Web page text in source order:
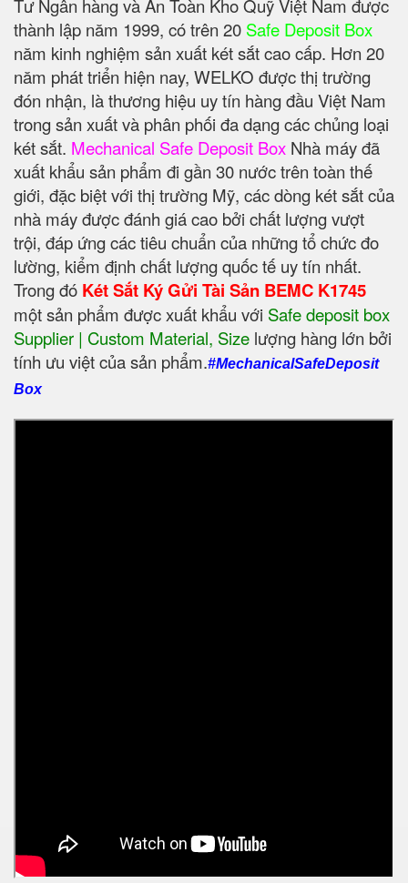
Tư Ngân hàng và An Toàn Kho Quỹ Việt Nam được
thành lập năm 1999, có trên 20 Safe Deposit Box
năm kinh nghiệm sản xuất két sắt cao cấp. Hơn 20
năm phát triển hiện nay, WELKO được thị trường
đón nhận, là thương hiệu uy tín hàng đầu Việt Nam
trong sản xuất và phân phối đa dạng các chủng loại
két sắt. Mechanical Safe Deposit Box Nhà máy đã
xuất khẩu sản phẩm đi gần 30 nước trên toàn thế
giới, đặc biệt với thị trường Mỹ, các dòng két sắt của
nhà máy được đánh giá cao bởi chất lượng vượt
trội, đáp ứng các tiêu chuẩn của những tổ chức đo
lường, kiểm định chất lượng quốc tế uy tín nhất.
Trong đó Két Sắt Ký Gửi Tài Sản BEMC K1745
một sản phẩm được xuất khẩu với Safe deposit box
Supplier | Custom Material, Size ‎ lượng hàng lớn bởi
tính ưu việt của sản phẩm.#MechanicalSafeDeposit
Box